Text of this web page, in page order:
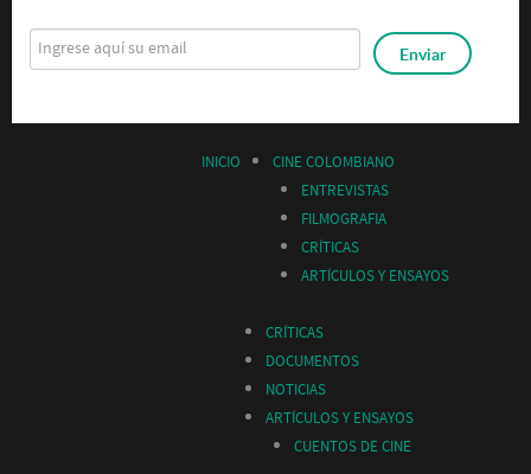
INICIO
CINE COLOMBIANO
ENTREVISTAS
FILMOGRAFIA
CRÍTICAS
ARTÍCULOS Y ENSAYOS
CRÍTICAS
DOCUMENTOS
NOTICIAS
ARTÍCULOS Y ENSAYOS
CUENTOS DE CINE